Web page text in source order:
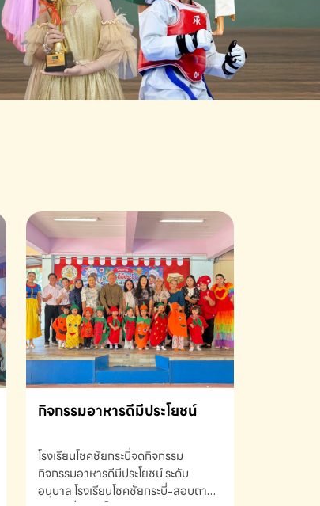
กิจกรรมอาหารดีมีประโยชน์
โรงเรียนโชคชัยกระบี่จดกิจกรรม
กิจกรรมอาหารดีมีประโยชน์ ระดับ
อนุบาล โรงเรียนโชคชัยกระบี่-สอบถาม